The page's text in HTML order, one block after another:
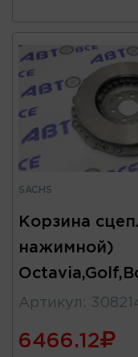
SACHS
Корзина
нажимной)
Артикул :
6466.12